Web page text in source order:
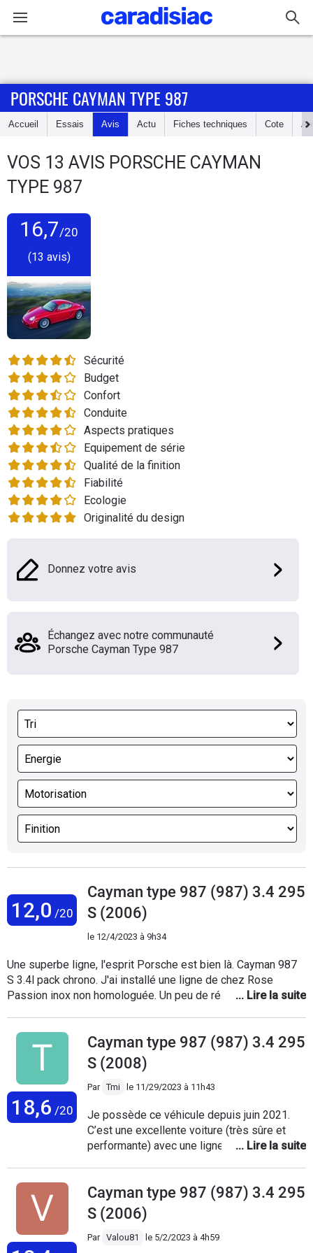
Accueil
Essais
d'achat
Electriques
Utilitaires
Flottes
Services
Forum
Moto
Marques
PORSCHE CAYMAN TYPE 987
Accueil Essais Avis Actu Fiches techniques Cote
VOS 13 AVIS PORSCHE CAYMAN
TYPE 987
16,7/20
(13 avis)
Sécurité
Budget
Confort
Conduite
Aspects pratiques
Equipement de série
Qualité de la finition
Fiabilité
Ecologie
Originalité du design
Donnez votre avis
Échangez avec notre communauté
Porsche Cayman Type 987
12,0 /20
Cayman type 987 (987) 3.4 295
S (2006)
le 12/4/2023 à 9h34
Une superbe ligne, l'esprit Porsche est bien là. Cayman 987
S 3.4l pack chrono. J'ai installé une ligne de chez Rose
Passion inox non homologuée. Un peu de résonnance vers
Bose) Par contre, beaucoup de soucis sur une auto de
60.000km. Voiture que j'ai utilisé durant des années en tant
que Daily donc j'ai assez d'expérience pour en parler. Les
soucis rencontrés seront énumérés dans l'onglet "problèmes
rencontrés".
18,6 /20
Cayman type 987 (987) 3.4 295
S (2008)
Par Tmi le 11/29/2023 à 11h43
Je possède ce véhicule depuis juin 2021.
C’est une excellente voiture (très sûre et
performante) avec une ligne intemporelle
bonnement imbattable. On a la finition du
standard Porsche 911 pour 40% moins cher
avec en prime l’architecture d’une vraie
voiture de course (moteur central arrière). La
Cayman type 987 (987) 3.4 295
S (2006)
Par Valou81 le 5/2/2023 à 4h59